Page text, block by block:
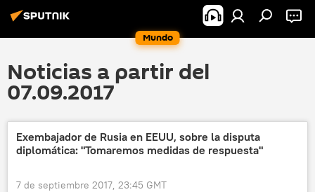
Mundo
Noticias a partir del
07.09.2017
Exembajador de Rusia en EEUU, sobre la disputa
diplomática: "Tomaremos medidas de respuesta"
7 de septiembre 2017, 23:45 GMT